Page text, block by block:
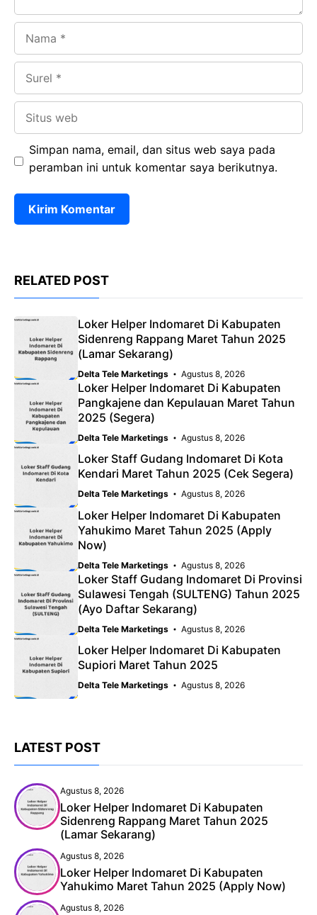
Simpan nama, email, dan situs web saya pada
peramban ini untuk komentar saya berikutnya.
RELATED POST
Loker Helper Indomaret Di Kabupaten
Sidenreng Rappang Maret Tahun 2025
(Lamar Sekarang)
Delta Tele Marketings Agustus 8, 2026
Loker Helper Indomaret Di Kabupaten
Pangkajene dan Kepulauan Maret Tahun
2025 (Segera)
Delta Tele Marketings Agustus 8, 2026
Loker Staff Gudang Indomaret Di Kota
Kendari Maret Tahun 2025 (Cek Segera)
Delta Tele Marketings Agustus 8, 2026
Loker Helper Indomaret Di Kabupaten
Yahukimo Maret Tahun 2025 (Apply
Now)
Delta Tele Marketings Agustus 8, 2026
Loker Staff Gudang Indomaret Di Provinsi
Sulawesi Tengah (SULTENG) Tahun 2025
(Ayo Daftar Sekarang)
Delta Tele Marketings Agustus 8, 2026
Loker Helper Indomaret Di Kabupaten
Supiori Maret Tahun 2025
Delta Tele Marketings Agustus 8, 2026
LATEST POST
Agustus 8, 2026
Loker Helper Indomaret Di Kabupaten
Sidenreng Rappang Maret Tahun 2025
(Lamar Sekarang)
Agustus 8, 2026
Loker Helper Indomaret Di Kabupaten
Yahukimo Maret Tahun 2025 (Apply Now)
Agustus 8, 2026